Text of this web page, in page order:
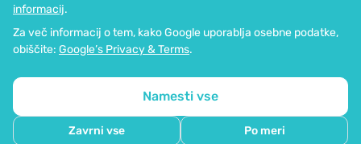
informacij.
Za več informacij o tem, kako Google uporablja osebne podatke,
obiščite: Google’s Privacy & Terms.
Namesti vse
Zavrni vse Po meri
Možnost kartičnega plačevanja. Zagotovljena zaščita osebnih podatkov
preko SSL-kodiranja.
Zemljevid strani